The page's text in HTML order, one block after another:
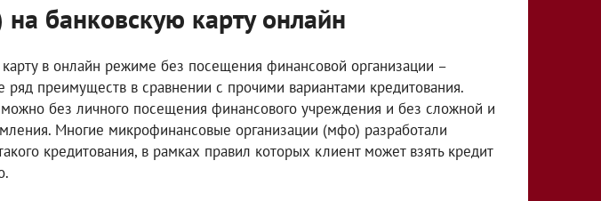
банковскую карту онлайн
в онлайн режиме без посещения финансовой организации –
преимуществ в сравнении с прочими вариантами кредитования.
без личного посещения финансового учреждения и без сложной и
Многие микрофинансовые организации (мфо) разработали
кредитования, в рамках правил которых клиент может взять кредит